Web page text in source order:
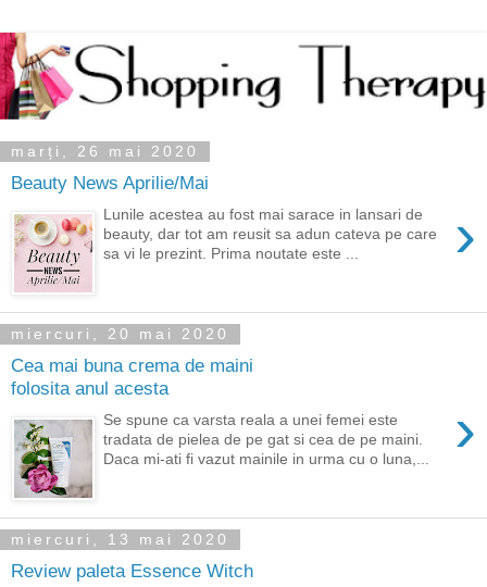
marți, 26 mai 2020
Beauty News Aprilie/Mai
›
Lunile acestea au fost mai sarace in lansari de
beauty, dar tot am reusit sa adun cateva pe care
sa vi le prezint. Prima noutate este ...
miercuri, 20 mai 2020
Cea mai buna crema de maini
folosita anul acesta
›
Se spune ca varsta reala a unei femei este
tradata de pielea de pe gat si cea de pe maini.
Daca mi-ati fi vazut mainile in urma cu o luna,...
miercuri, 13 mai 2020
Review paleta Essence Witch